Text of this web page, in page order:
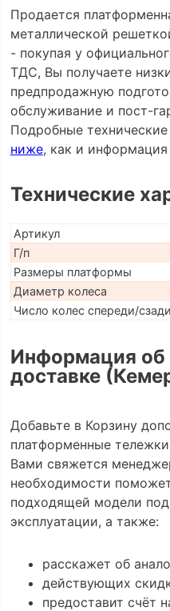
Продается
металлической
- покупая у
ТДС, Вы получаете
предпродажную
обслуживание и пост-
Подробные
ниже, как и
Технические
Артикул
Г/п
Размеры платформы
Диаметр колеса
Число колес спереди/сзади
Информация об
доставке
Добавьте в Корзину
платформенные
Вами свяжется
необходимости
подходящей модели
эксплуатации, а также:
расскажет об
действующих
предоставит счёт